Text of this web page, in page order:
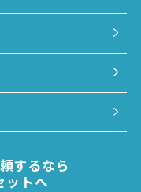
するなら
ットへ